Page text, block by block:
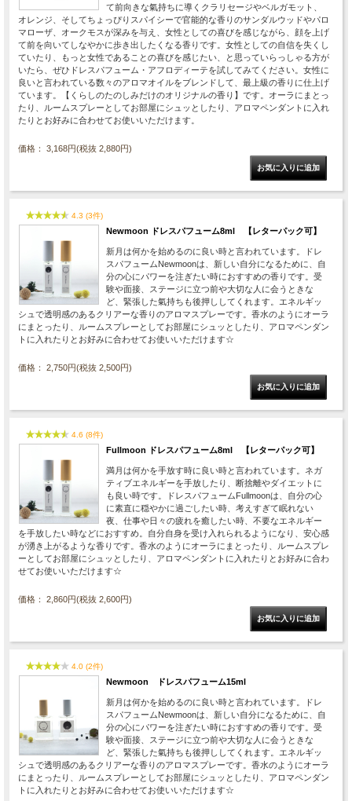
て前向きな氣持ちに導くクラリセージやベルガモット、
オレンジ、そしてちょっぴりスパイシーで官能的な香りのサンダルウッドやパロ
マローザ、オークモスが深みを与え、女性としての喜びを感じながら、顔を上げ
て前を向いてしなやかに歩き出したくなる香りです。女性としての自信を失くし
ていたり、もっと女性であることの喜びを感じたい、と思っていらっしゃる方が
いたら、ぜひドレスパフューム・アフロディーテを試してみてください。女性に
良いと言われている数々のアロマオイルをブレンドして、最上級の香りに仕上げ
ています。【くらしのたのしみだけのオリジナルの香り】です。オーラにまとっ
たり、ルームスプレーとしてお部屋にシュッとしたり、アロマペンダントに入れ
たりとお好みに合わせてお使いいただけます。
価格： 3,168円(税抜 2,880円)
4.3 (3件)
Newmoon ドレスパフューム8ml 【レターパック可】
新月は何かを始めるのに良い時と言われています。ドレ
スパフュームNewmoonは、新しい自分になるために、自
分の心にパワーを注ぎたい時におすすめの香りです。受
験や面接、ステージに立つ前や大切な人に会うときな
ど、緊張した氣持ちも後押ししてくれます。エネルギッ
シュで透明感のあるクリアーな香りのアロマスプレーです。香水のようにオーラ
にまとったり、ルームスプレーとしてお部屋にシュッとしたり、アロマペンダン
トに入れたりとお好みに合わせてお使いいただけます☆
価格： 2,750円(税抜 2,500円)
4.6 (8件)
Fullmoon ドレスパフューム8ml 【レターパック可】
満月は何かを手放す時に良い時と言われています。ネガ
ティブエネルギーを手放したり、断捨離やダイエットに
も良い時です。ドレスパフュームFullmoonは、自分の心
に素直に穏やかに過ごしたい時、考えすぎて眠れない
夜、仕事や日々の疲れを癒したい時、不要なエネルギー
を手放したい時などにおすすめ。自分自身を受け入れられるようになり、安心感
が湧き上がるような香りです。香水のようにオーラにまとったり、ルームスプレ
ーとしてお部屋にシュッとしたり、アロマペンダントに入れたりとお好みに合わ
せてお使いいただけます☆
価格： 2,860円(税抜 2,600円)
4.0 (2件)
Newmoon ドレスパフューム15ml
新月は何かを始めるのに良い時と言われています。ドレ
スパフュームNewmoonは、新しい自分になるために、自
分の心にパワーを注ぎたい時におすすめの香りです。受
験や面接、ステージに立つ前や大切な人に会うときな
ど、緊張した氣持ちも後押ししてくれます。エネルギッ
シュで透明感のあるクリアーな香りのアロマスプレーです。香水のようにオーラ
にまとったり、ルームスプレーとしてお部屋にシュッとしたり、アロマペンダン
トに入れたりとお好みに合わせてお使いいただけます☆